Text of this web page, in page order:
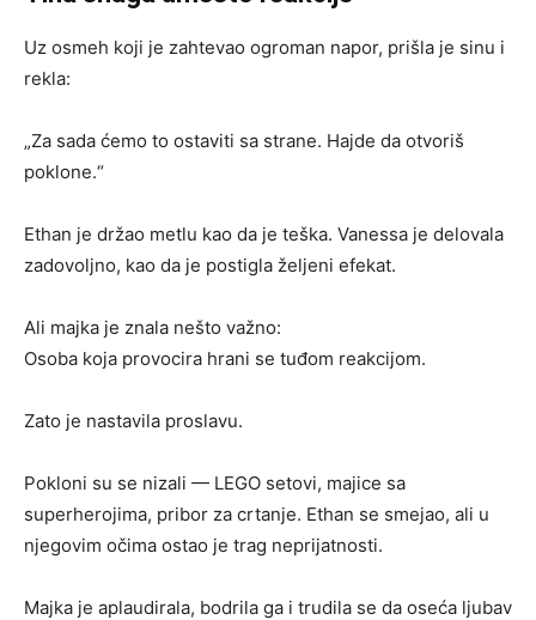
Uz osmeh koji je zahtevao ogroman napor, prišla je sinu i
rekla:
„Za sada ćemo to ostaviti sa strane. Hajde da otvoriš
poklone.“
Ethan je držao metlu kao da je teška. Vanessa je delovala
zadovoljno, kao da je postigla željeni efekat.
Ali majka je znala nešto važno:
Osoba koja provocira hrani se tuđom reakcijom.
Zato je nastavila proslavu.
Pokloni su se nizali — LEGO setovi, majice sa
superherojima, pribor za crtanje. Ethan se smejao, ali u
njegovim očima ostao je trag neprijatnosti.
Majka je aplaudirala, bodrila ga i trudila se da oseća ljubav